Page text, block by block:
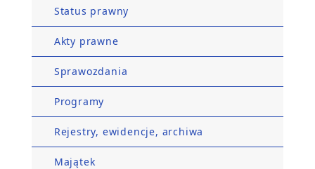
Status prawny
Akty prawne
Sprawozdania
Programy
Rejestry, ewidencje, archiwa
Majątek